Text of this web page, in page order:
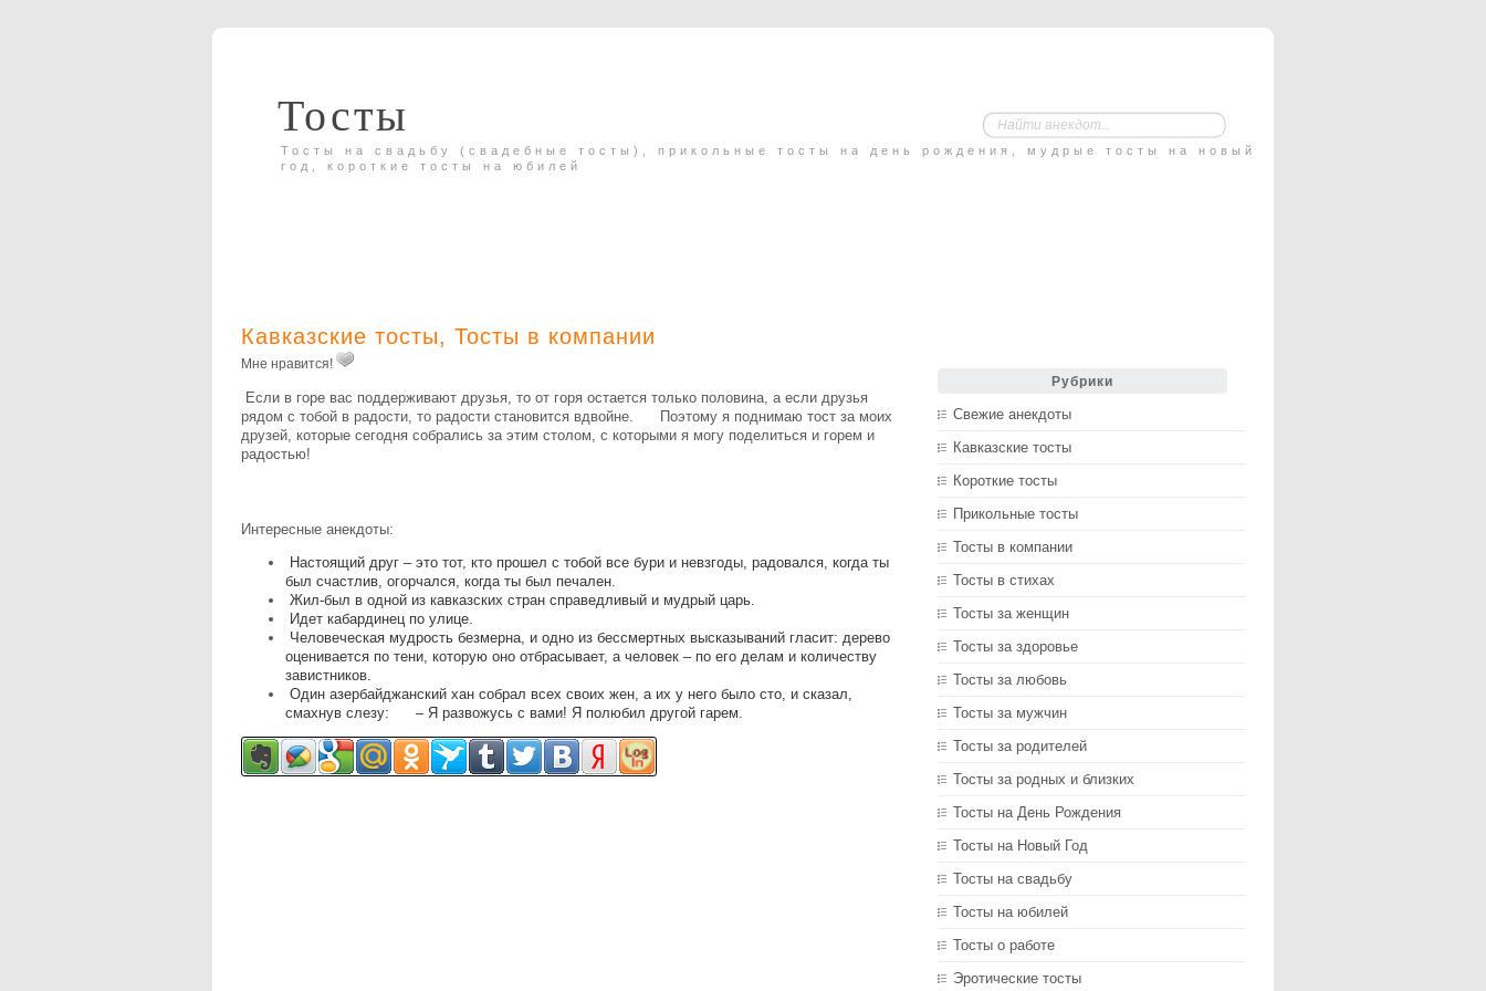
Тосты
Тосты на свадьбу (свадебные тосты), прикольные тосты на день рождения, мудрые тосты на новый
год, короткие тосты на юбилей
Кавказские тосты, Тосты в компании
Мне нравится!
Если в горе вас поддерживают друзья, то от горя остается только половина, а если друзья
рядом с тобой в радости, то радости становится вдвойне. Поэтому я поднимаю тост за моих
друзей, которые сегодня собрались за этим столом, с которыми я могу поделиться и горем и
радостью!
Интересные анекдоты:
Настоящий друг – это тот, кто прошел с тобой все бури и невзгоды, радовался, когда ты
был счастлив, огорчался, когда ты был печален.
Жил-был в одной из кавказских стран справедливый и мудрый царь.
Идет кабардинец по улице.
Человеческая мудрость безмерна, и одно из бессмертных высказываний гласит: дерево
оценивается по тени, которую оно отбрасывает, а человек – по его делам и количеству
завистников.
Один азербайджанский хан собрал всех своих жен, а их у него было сто, и сказал,
смахнув слезу: – Я развожусь с вами! Я полюбил другой гарем.
Рубрики
Свежие анекдоты
Кавказские тосты
Короткие тосты
Прикольные тосты
Тосты в компании
Тосты в стихах
Тосты за женщин
Тосты за здоровье
Тосты за любовь
Тосты за мужчин
Тосты за родителей
Тосты за родных и близких
Тосты на День Рождения
Тосты на Новый Год
Тосты на свадьбу
Тосты на юбилей
Тосты о работе
Эротические тосты